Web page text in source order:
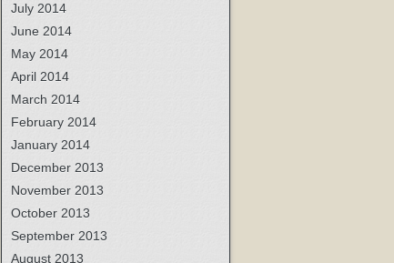
July 2014
June 2014
May 2014
April 2014
March 2014
February 2014
January 2014
December 2013
November 2013
October 2013
September 2013
August 2013